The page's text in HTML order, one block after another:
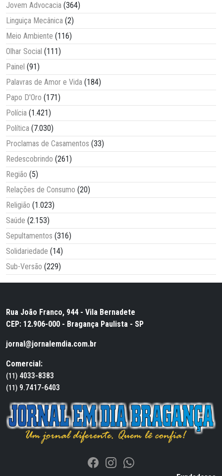
Jovem Advocacia (364)
Linguiça Mecânica (2)
Meio Ambiente (116)
Olhar Social (111)
Painel (91)
Palavras de Amor e Vida (184)
Papo D'Oro (171)
Polícia (1.421)
Política (7.030)
Proclamas de Casamentos (33)
Redescobrindo (261)
Região (5)
Relações de Consumo (20)
Religião (1.023)
Saúde (2.153)
Sepultamentos (316)
Solidariedade (14)
Sub-Versão (229)
Rua João Franco, 944 - Vila Bernadete
CEP: 12.906-000 - Bragança Paulista - SP
jornal@jornalemdia.com.br
Comercial:
(11) 4033-8383
(11) 9.7417-6403